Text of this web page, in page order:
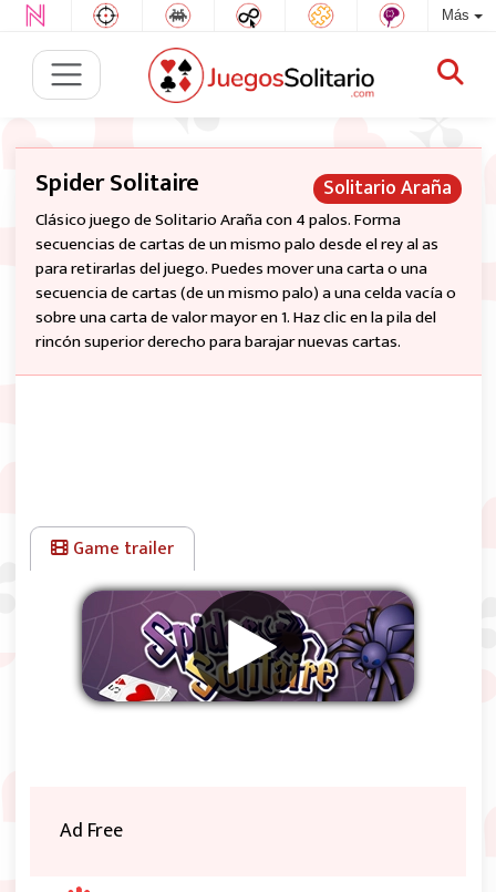
Más
Solitario Araña
Spider Solitaire
Clásico juego de Solitario Araña con 4 palos. Forma
secuencias de cartas de un mismo palo desde el rey al as
para retirarlas del juego. Puedes mover una carta o una
secuencia de cartas (de un mismo palo) a una celda vacía o
sobre una carta de valor mayor en 1. Haz clic en la pila del
rincón superior derecho para barajar nuevas cartas.
Game trailer
Ad Free